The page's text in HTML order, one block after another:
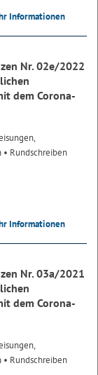
Informationen
Nr. 02e/2022
dem Corona-
• Rundschreiben
Informationen
Nr. 03a/2021
dem Corona-
• Rundschreiben